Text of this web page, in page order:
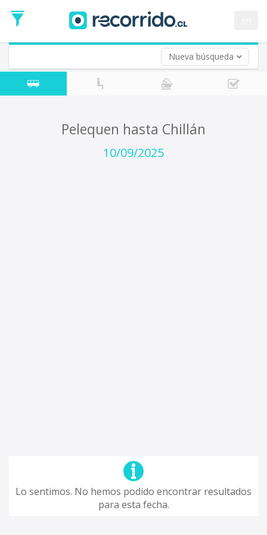
Nueva búsqueda
de
Ida
Vuelta (opcional)
Fecha
de
Pelequen hasta Chillán
10/09/2025
Lo sentimos. No hemos podido encontrar resultados
para esta fecha.